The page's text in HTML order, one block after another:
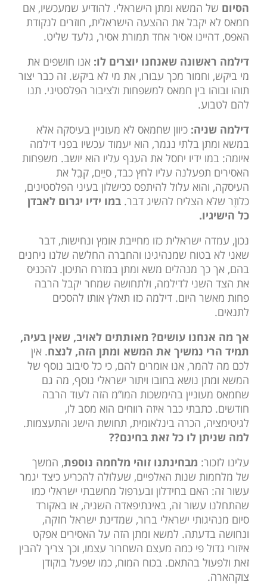
הסיום של המשא ומתן הישראלי. להודיע שמעכשיו, אם
חמאס לא יקבל את ההצעה הישראלית, חוזרים לנקודת
האפס, דהיינו אסיר אחד תמורת אסיר, גלעד שליט.
דילמה ראשונה שאנחנו יוצרים לו: אנו חושפים את
מי ביקש, וחמור מכך עבורו, את מי לא ביקש. זה כבר יצור
תוהו ובוהו בין חמאס למשפחות ולציבור הפלסטיני. תנו
להם לטבוע.
דילמה שניה: כיוון שחמאס לא מעוניין בעיסקה אלא
במשא ומתן בלתי נגמר, הוא יעמוד עכשיו בפני דילמה
איומה: במו ידיו יחסל את הענף עליו הוא יושב. משפחות
האסירים תפעלנה עליו לחץ כבד, סיֵים, קבֵל את
העיסקה, והוא עלול להיתפס ככישלון בעיני הפלסטינים,
כלוזֶר שלא הצליח להשיג דבר. במו ידיו יגרום לאבדן
כל הישיגיו.
נכון, עמדה ישראלית כזו מחייבת אומץ ונחישות, דבר
שאני לא בטוח שמנהיגינו והחברה החלשה שלנו ניחנים
בהם, אך כך מנהלים משא ומתן במזרח התיכון. להכניס
את הצד השני לדילמה, ולתחושה שמחר יקבל הרבה
פחות מאשר היום. דילמה כזו תאלץ אותו להסכים
לתנאים.
אך מה אנחנו עושים? מאותתים לאויב, שאין בעיה,
תמיד הרי נמשיך את המשא ומתן הזה, לנצח. אין
לכם מה להמר, אנו אומרים להם, כי כל סיבוב נוסף של
המשא ומתן נושא בחובו ויתור ישראלי נוסף, מה גם
שחמאס מעוניין בהימשכות המו”מ הזה לעוד הרבה
חודשים. כתבתי כבר איזה רווחים הוא מסב לו,
לגיטימציה, הכרה בינלאומית, תחושת הישג והתעצמות.
למה שניתן לו כל זאת בחינם??
עלינו לזכור: מבחינתנו זוהי מלחמה נוספת, המשך
של מלחמות שנות האלפיים, שעלולה להכריע כיצד יגמר
עשור זה: האם בחידלון ובערפול מחשבתי ישראלי כמו
שהתחלנו עשור זה, באינתיפאדה השניה, או באקורד
סיום מנהיגותי ישראלי ברור, שמדינת ישראל חזקה,
ונחושה בדעתה. למשא ומתן הזה על האסירים אפקט
איזורי גדול פי כמה מעצם השחרור עצמו, וכך צריך להבין
זאת ולפעול בהתאם. בכוח המוח, כמו שפעל בוקודן
צוקהארה.